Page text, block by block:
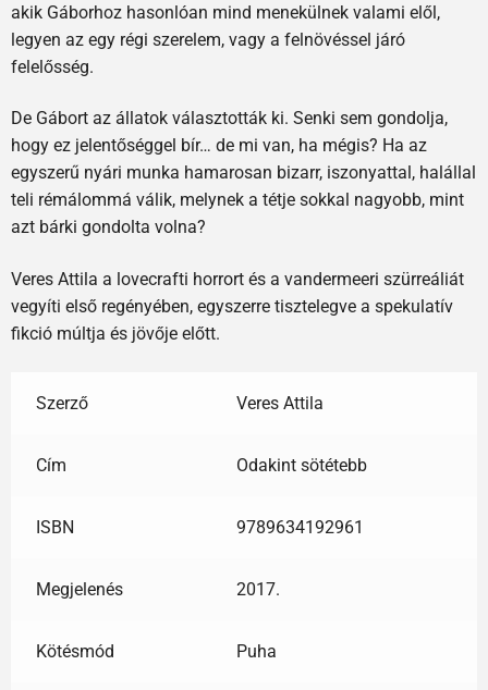
akik Gáborhoz hasonlóan mind menekülnek valami elől,
legyen az egy régi szerelem, vagy a felnövéssel járó
felelősség.
De Gábort az állatok választották ki. Senki sem gondolja,
hogy ez jelentőséggel bír… de mi van, ha mégis? Ha az
egyszerű nyári munka hamarosan bizarr, iszonyattal, halállal
teli rémálommá válik, melynek a tétje sokkal nagyobb, mint
azt bárki gondolta volna?
Veres Attila a lovecrafti horrort és a vandermeeri szürreáliát
vegyíti első regényében, egyszerre tisztelegve a spekulatív
fikció múltja és jövője előtt.
Szerző Veres Attila
Cím Odakint sötétebb
ISBN 9789634192961
Megjelenés 2017.
Kötésmód Puha